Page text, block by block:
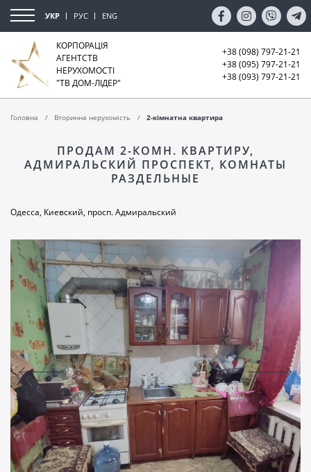
УКР РУС ENG
КОРПОРАЦІЯ
АГЕНТСТВ
НЕРУХОМОСТІ
"ТВ ДОМ-ЛІДЕР"
+38 (098) 797-21-21
+38 (095) 797-21-21
+38 (093) 797-21-21
Головна Вторинна нерухомість 2-кімнатна квартира
ПРОДАМ 2-КОМН. КВАРТИРУ,
АДМИРАЛЬСКИЙ ПРОСПЕКТ, КОМНАТЫ
РАЗДЕЛЬНЫЕ
Одесса, Киевский, просп. Адмиральский